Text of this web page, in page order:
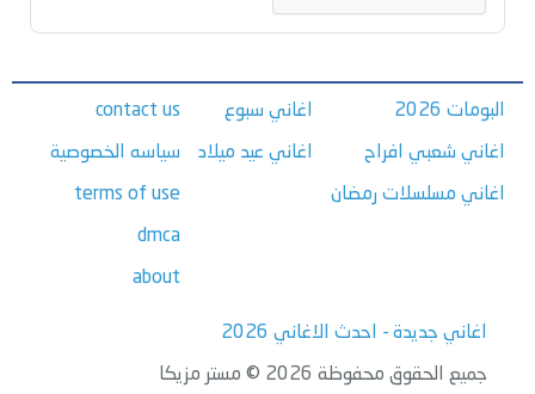
البومات 2026
اغاني شعبي افراح
اغاني مسلسلات رمضان
اغاني سبوع
اغاني عيد ميلاد
contact us
سياسه الخصوصية
terms of use
dmca
about
اغاني جديدة - احدث الاغاني 2026
جميع الحقوق محفوظة 2026 © مستر مزيكا